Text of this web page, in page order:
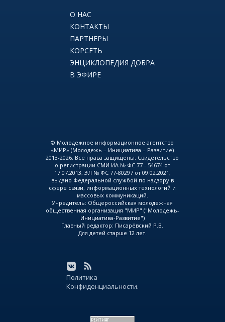
О НАС
КОНТАКТЫ
ПАРТНЕРЫ
КОРСЕТЬ
ЭНЦИКЛОПЕДИЯ ДОБРА
В ЭФИРЕ
© Молодежное информационное агентство
«МИР» (Молодежь – Инициатива – Развитие)
2013-2026. Все права защищены. Свидетельство
о регистрации СМИ ИА № ФС 77 - 54674 от
17.07.2013, ЭЛ № ФС 77-80297 от 09.02.2021,
выдано Федеральной службой по надзору в
сфере связи, информационных технологий и
массовых коммуникаций.
Учредитель: Общероссийская молодежная
общественная организация "МИР" ("Молодежь-
Инициатива-Развитие")
Главный редактор: Писарёвский Р.В.
Для детей старше 12 лет.
Политика
Конфиденциальности.